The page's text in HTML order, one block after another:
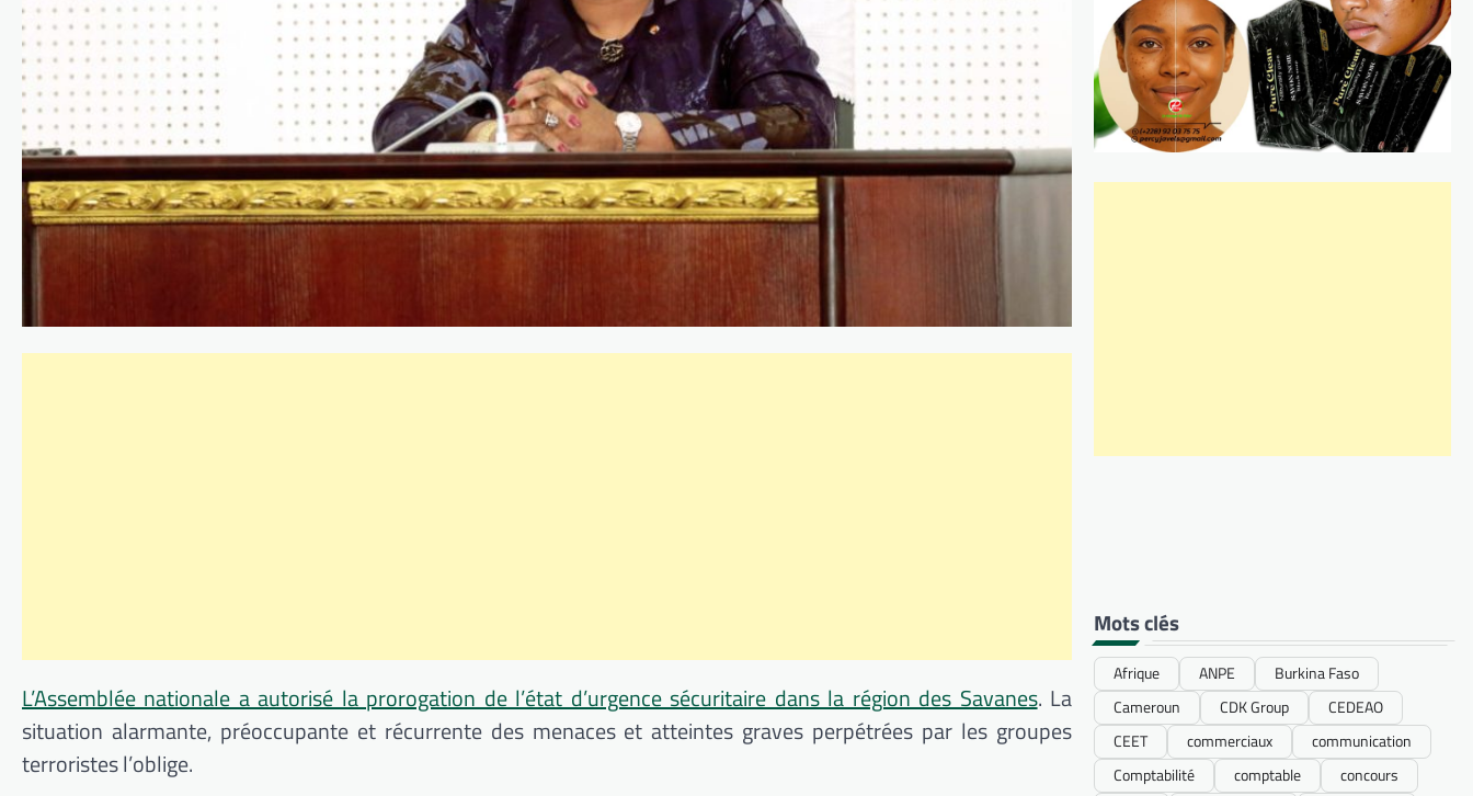
L’Assemblée nationale a autorisé la prorogation de l’état d’urgence sécuritaire dans la région des Savanes. La
situation alarmante, préoccupante et récurrente des menaces et atteintes graves perpétrées par les groupes
terroristes l’oblige.
Mots clés
Afrique ANPE
Burkina Faso
Cameroun
CDK Group
CEDEAO
CEET
commerciaux
communication
Comptabilité
comptable
concours